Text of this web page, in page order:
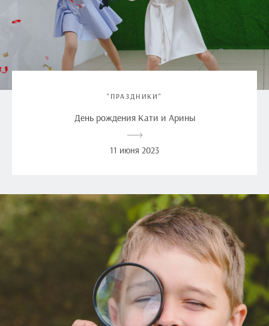
"ПРАЗДНИКИ"
День рождения Кати и Арины
11 июня 2023